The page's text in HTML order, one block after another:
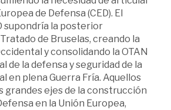
de Defensa (CED). El
supondría la posterior
de Bruselas, creando la
y consolidando la OTAN
de la defensa y seguridad de la
en plena Guerra Fría. Aquellos
grandes ejes de la construcción
en la Unión Europea,